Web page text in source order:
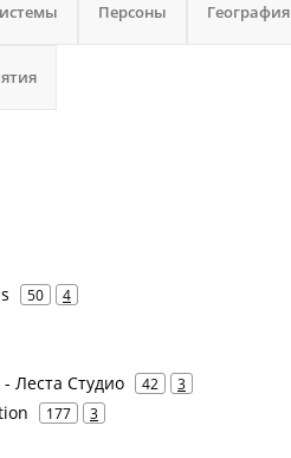
Персоны География
50 4
Леста Студио 42 3
177 3